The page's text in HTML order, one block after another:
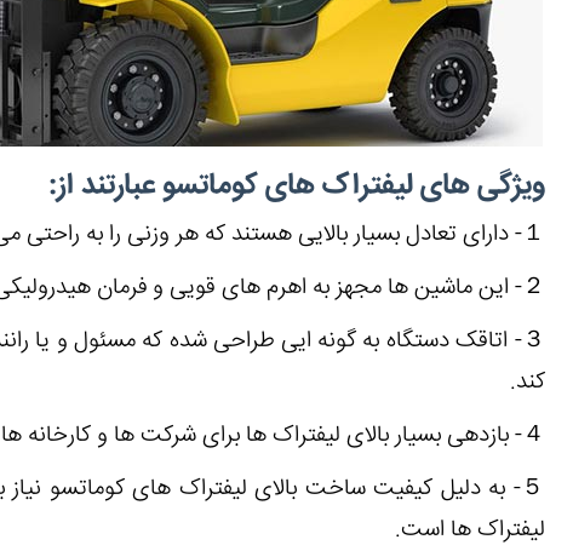
ویژگی های لیفتراک های کوماتسو عبارتند از:
１- دارای تعادل بسیار بالایی هستند که هر وزنی را به راحتی می توانند بلند کنند.
２- این ماشین ها مجهز به اهرم های قویی و فرمان هیدرولیکی است.
３- اتاقک دستگاه به گونه ایی طراحی شده که مسئول و یا
کند.
４- بازدهی بسیار بالای لیفتراک ها برای شرکت ها و کارخانه ها صرفه اقتصادی دارد.
５- به دلیل کیفیت ساخت بالای لیفتراک های کوماتسو نیاز
لیفتراک ها است.